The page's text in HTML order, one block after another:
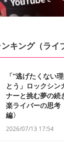
キング（ライ
「“逃げたくない
とう」ロックシン
ナーと挑む夢の続
楽ライバーの思考
編〉
2026/07/13 17:54